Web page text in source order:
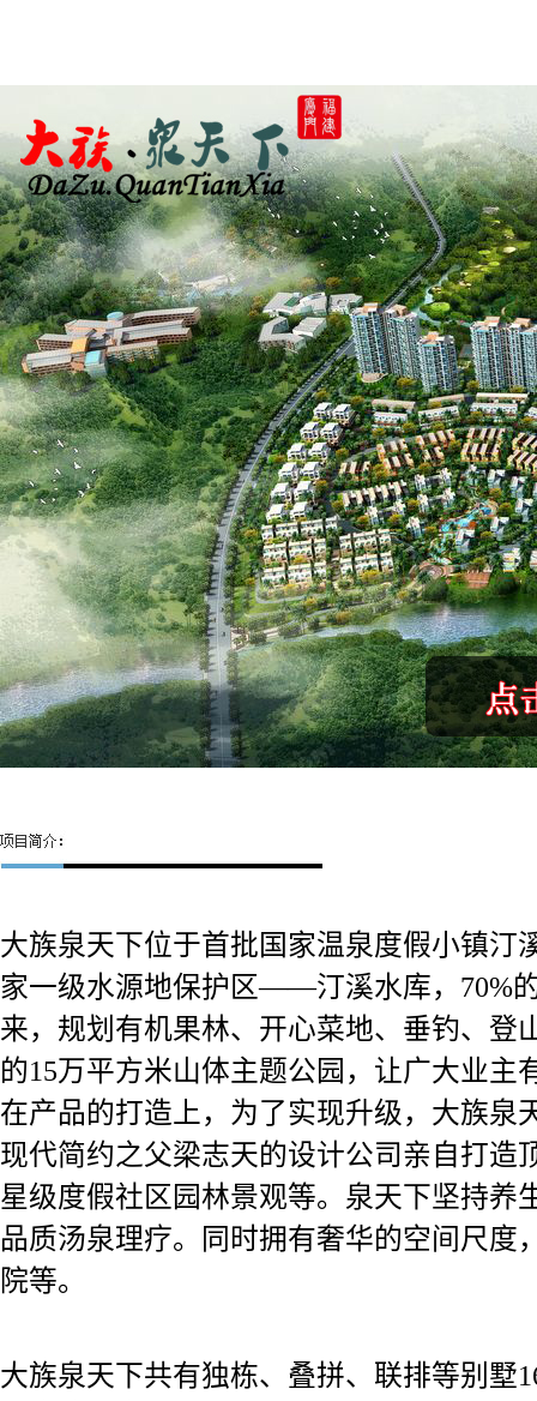
大族泉天下位于首批国家温泉度假小镇汀
家一级水源地保护区——汀溪水库，70%
来，规划有机果林、开心菜地、垂钓、登
的15万平方米山体主题公园，让广大业
在产品的打造上，为了实现升级，大族泉
现代简约之父梁志天的设计公司亲自打造
星级度假社区园林景观等。泉天下坚持养
品质汤泉理疗。同时拥有奢华的空间尺度
院等。
大族泉天下共有独栋、叠拼、联排等别墅